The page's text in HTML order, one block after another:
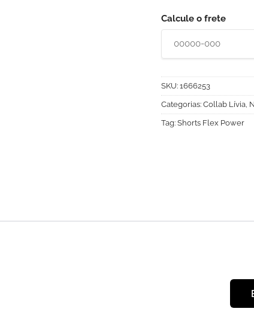
Calcule o frete
SKU: 1666253
Categorias: Collab Lívia
Tag: Shorts Flex Power